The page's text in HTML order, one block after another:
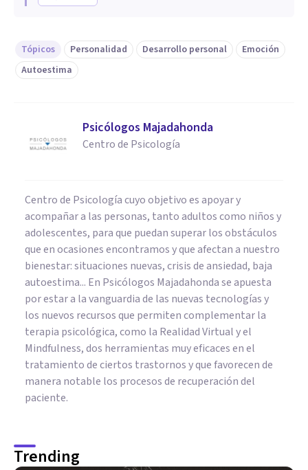
Tópicos Personalidad Desarrollo personal
Emoción
Autoestima
Psicólogos Majadahonda
Centro de Psicología
Centro de Psicología cuyo objetivo es apoyar y
acompañar a las personas, tanto adultos como niños y
adolescentes, para que puedan superar los obstáculos
que en ocasiones encontramos y que afectan a nuestro
bienestar: situaciones nuevas, crisis de ansiedad, baja
autoestima... En Psicólogos Majadahonda se apuesta
por estar a la vanguardia de las nuevas tecnologías y
los nuevos recursos que permiten complementar la
terapia psicológica, como la Realidad Virtual y el
Mindfulness, dos herramientas muy eficaces en el
tratamiento de ciertos trastornos y que favorecen de
manera notable los procesos de recuperación del
paciente.
Trending